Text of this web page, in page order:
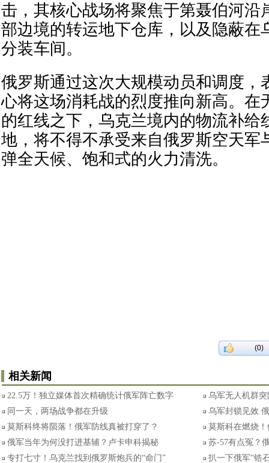
击，其核心战场将聚焦于第聂伯河沿
部边境的转运地下仓库，以及隐蔽在
分装车间。
俄罗斯通过这次大规模动员和调度，
心将这场消耗战的烈度推向新高。在
的红线之下，乌克兰境内的物流补给
地，将不得不承受来自俄罗斯空天军
弹全天候、饱和式的火力清洗。
(0)
相关新闻
22.5万！独立媒体首次精确统计俄军阵亡数字
乌军无人机群
同一天，两场战争都在升级
乌军封锁见效
莫斯科终将陨落！俄军防线真被打穿了？
莫斯科在燃烧
俄军当年为何没打进基辅？卢卡申科揭秘
苏-57有点冤？
专打七寸！乌克兰找到俄罗斯炮兵的“命门”
扒一下俄军“锆